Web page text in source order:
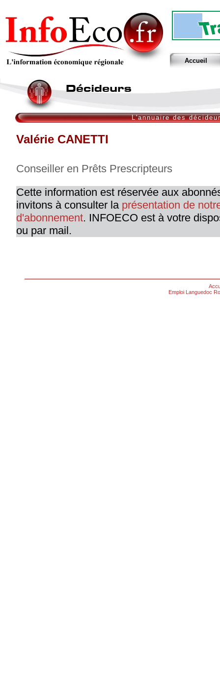
Accueil
L'annuaire des
Valérie CANETTI
Conseiller en Prêts Prescripteurs
Cette information est réservée aux
invitons à consulter la présentation de
d'abonnement. INFOECO est à votre
ou par mail.
Emploi Languedoc